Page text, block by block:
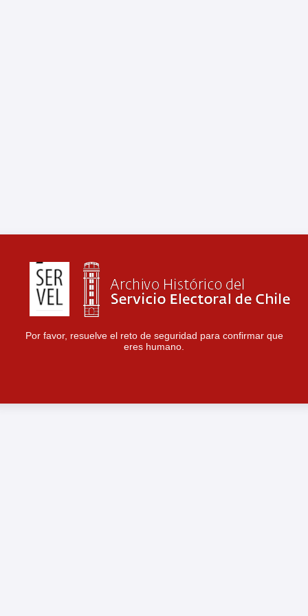
Por favor, resuelve el reto de seguridad para confirmar que
eres humano.